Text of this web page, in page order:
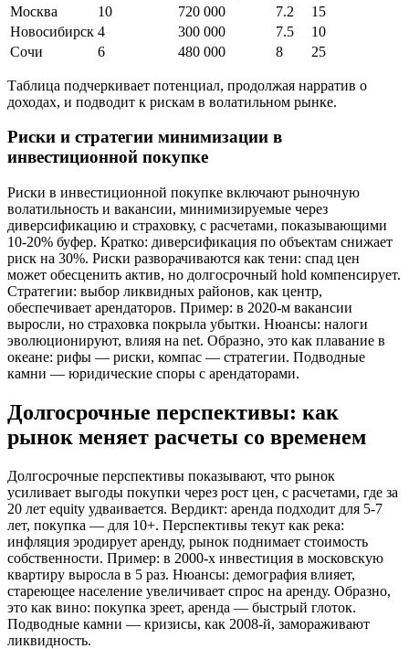
Москва
10 720 000 7.2
15
Новосибирск 4 300 000 7.5
10
Сочи
6 480 000 8 25
Таблица подчеркивает потенциал, продолжая нарратив о
доходах, и подводит к рискам в волатильном рынке.
Риски и стратегии минимизации в
инвестиционной покупке
Риски в инвестиционной покупке включают рыночную
волатильность и вакансии, минимизируемые через
диверсификацию и страховку, с расчетами, показывающими
10-20% буфер. Кратко: диверсификация по объектам снижает
риск на 30%. Риски разворачиваются как тени: спад цен
может обесценить актив, но долгосрочный hold компенсирует.
Стратегии: выбор ликвидных районов, как центр,
обеспечивает арендаторов. Пример: в 2020-м вакансии
выросли, но страховка покрыла убытки. Нюансы: налоги
эволюционируют, влияя на net. Образно, это как плавание в
океане: рифы — риски, компас — стратегии. Подводные
камни — юридические споры с арендаторами.
Долгосрочные перспективы: как
рынок меняет расчеты со временем
Долгосрочные перспективы показывают, что рынок
усиливает выгоды покупки через рост цен, с расчетами, где за
20 лет equity удваивается. Вердикт: аренда подходит для 5-7
лет, покупка — для 10+. Перспективы текут как река:
инфляция эродирует аренду, рынок поднимает стоимость
собственности. Пример: в 2000-х инвестиция в московскую
квартиру выросла в 5 раз. Нюансы: демография влияет,
стареющее население увеличивает спрос на аренду. Образно,
это как вино: покупка зреет, аренда — быстрый глоток.
Подводные камни — кризисы, как 2008-й, замораживают
ликвидность.